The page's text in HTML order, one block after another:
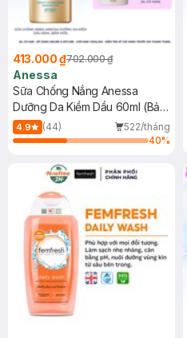
413.000 ₫702.000 ₫
Anessa
Sữa Chống Nắng Anessa
Dưỡng Da Kiềm Dầu 60ml (Bản
Mới)
4.9 (44)
522/tháng
40%